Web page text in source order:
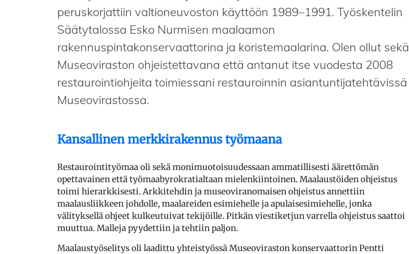
peruskorjattiin valtioneuvoston käyttöön 1989–1991. Työskentelin
Säätytalossa Esko Nurmisen maalaamon
rakennuspintakonservaattorina ja koristemaalarina. Olen ollut sekä
Museoviraston ohjeistettavana että antanut itse vuodesta 2008
restaurointiohjeita toimiessani restauroinnin asiantuntijatehtävissä
Museovirastossa.
Kansallinen merkkirakennus työmaana
Restaurointityömaa oli sekä monimuotoisuudessaan ammatillisesti äärettömän
opettavainen että työmaabyrokratialtaan mielenkiintoinen. Maalaustöiden ohjeistus
toimi hierarkkisesti. Arkkitehdin ja museoviranomaisen ohjeistus annettiin
maalausliikkeen johdolle, maalareiden esimiehelle ja apulaisesimiehelle, jonka
välityksellä ohjeet kulkeutuivat tekijöille. Pitkän viestiketjun varrella ohjeistus saattoi
muuttua. Malleja pyydettiin ja tehtiin paljon.
Maalaustyöselitys oli laadittu yhteistyössä Museoviraston konservaattorin Pentti